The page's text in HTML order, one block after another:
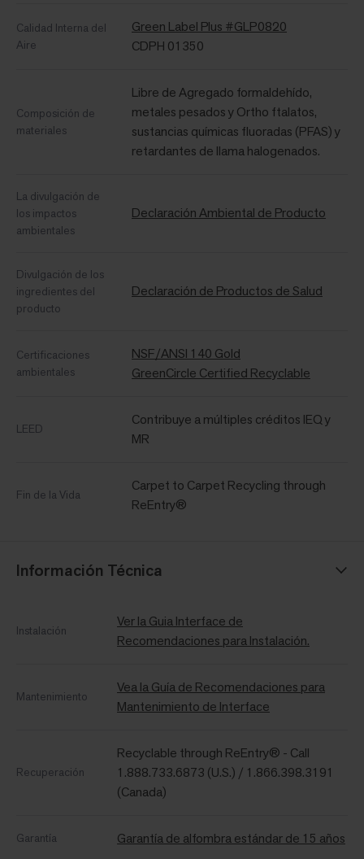
Calidad Interna del
Aire
Green Label Plus #GLP0820
CDPH 01350
Composición de
materiales
Libre de Agregado formaldehído,
metales pesados ​​y Ortho ftalatos,
sustancias químicas fluoradas (PFAS) y
retardantes de llama halogenados.
La divulgación de
los impactos
ambientales
Declaración Ambiental de Producto
Divulgación de los
ingredientes del
producto
Declaración de Productos de Salud
Certificaciones
ambientales
NSF/ANSI 140 Gold
GreenCircle Certified Recyclable
LEED
Contribuye a múltiples créditos IEQ y
MR
Fin de la Vida
Carpet to Carpet Recycling through
ReEntry®
Información Técnica
Instalación
Ver la Guia Interface de
Recomendaciones para Instalación.
Mantenimiento
Vea la Guía de Recomendaciones para
Mantenimiento de Interface
Recuperación
Recyclable through ReEntry® - Call
1.888.733.6873 (U.S.) / 1.866.398.3191
(Canada)
Garantía Garantía de alfombra estándar de 15 años